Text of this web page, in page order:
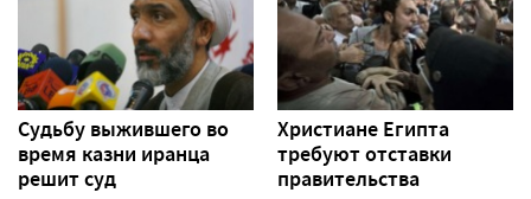
Судьбу выжившего во
время казни иранца
решит суд
Христиане Египта
требуют отставки
правительства